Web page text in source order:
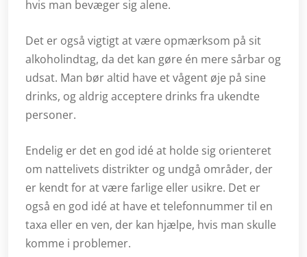
hvis man bevæger sig alene.
Det er også vigtigt at være opmærksom på sit
alkoholindtag, da det kan gøre én mere sårbar og
udsat. Man bør altid have et vågent øje på sine
drinks, og aldrig acceptere drinks fra ukendte
personer.
Endelig er det en god idé at holde sig orienteret
om nattelivets distrikter og undgå områder, der
er kendt for at være farlige eller usikre. Det er
også en god idé at have et telefonnummer til en
taxa eller en ven, der kan hjælpe, hvis man skulle
komme i problemer.